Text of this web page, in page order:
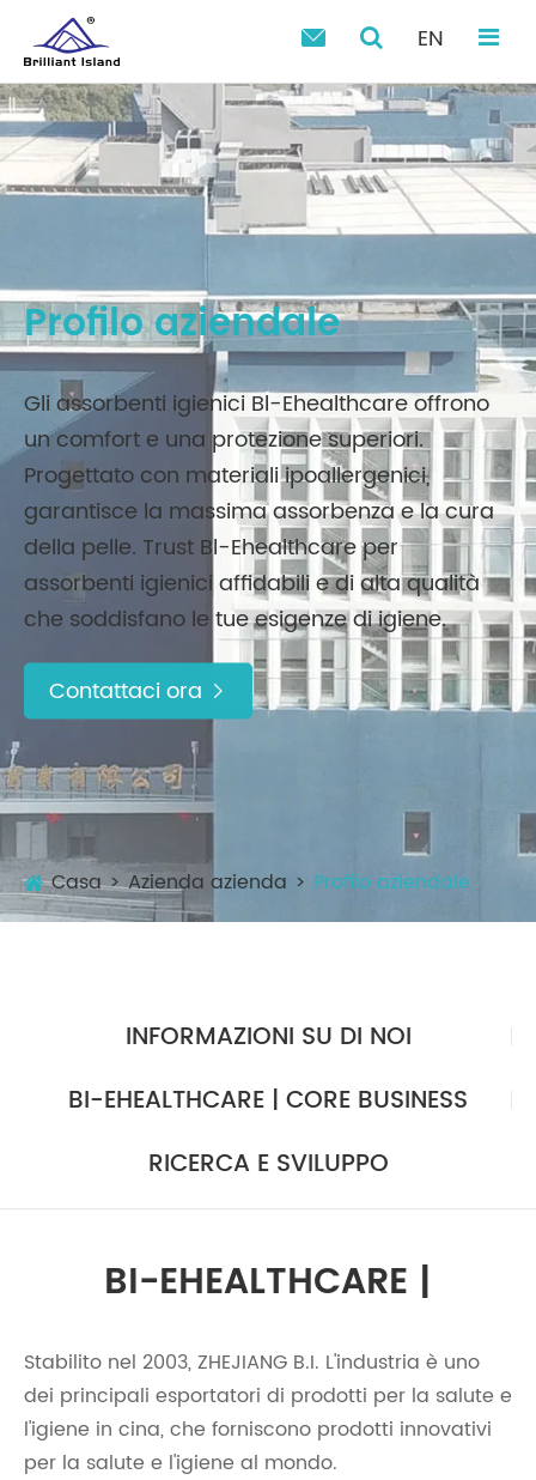
 EN
Profilo aziendale
Gli assorbenti igienici Bl-Ehealthcare offrono
un comfort e una protezione superiori.
Progettato con materiali ipoallergenici,
garantisce la massima assorbenza e la cura
della pelle. Trust Bl-Ehealthcare per
assorbenti igienici affidabili e di alta qualità
che soddisfano le tue esigenze di igiene.
Contattaci ora 
Casa Azienda azienda Profilo aziendale
INFORMAZIONI SU DI NOI
BI-EHEALTHCARE | CORE BUSINESS
RICERCA E SVILUPPO
BI-EHEALTHCARE |
Stabilito nel 2003, ZHEJIANG B.I. L'industria è uno
dei principali esportatori di prodotti per la salute e
l'igiene in cina, che forniscono prodotti innovativi
per la salute e l'igiene al mondo.